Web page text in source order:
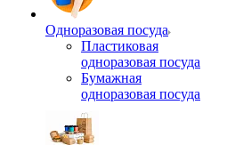
Одноразовая посуда
Пластиковая
одноразовая посуда
Бумажная
одноразовая посуда